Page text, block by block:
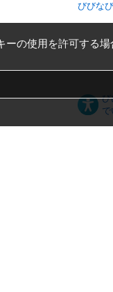
びびな
び
で
ーの使用を許可する